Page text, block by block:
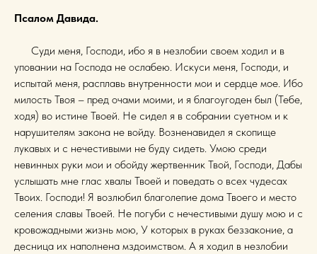
Псалом Давида.
Суди меня, Господи, ибо я в незлобии своем ходил и в
уповании на Господа не ослабею. Искуси меня, Господи, и
испытай меня, расплавь внутренности мои и сердце мое. Ибо
милость Твоя – пред очами моими, и я благоугоден был (Тебе,
ходя) во истине Твоей. Не сидел я в собрании суетном и к
нарушителям закона не войду. Возненавидел я скопище
лукавых и с нечестивыми не буду сидеть. Умою среди
невинных руки мои и обойду жертвенник Твой, Господи, Дабы
услышать мне глас хвалы Твоей и поведать о всех чудесах
Твоих. Господи! Я возлюбил благолепие дома Твоего и место
селения славы Твоей. Не погуби с нечестивыми душу мою и с
кровожадными жизнь мою, У которых в руках беззаконие, а
десница их наполнена мздоимством. А я ходил в незлобии